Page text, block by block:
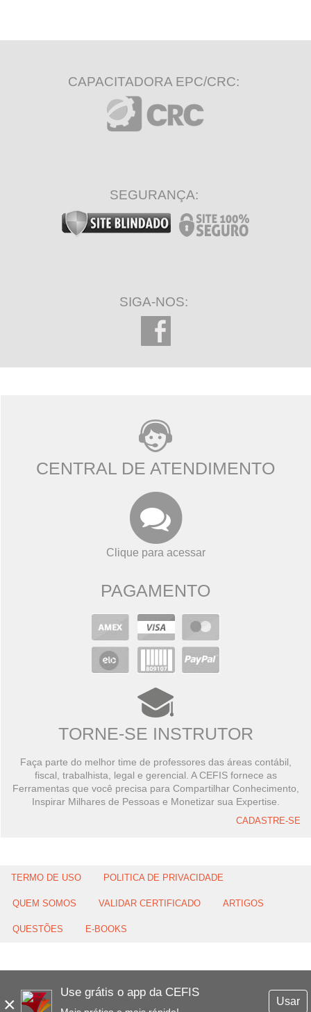
×
Use grátis o app da CEFIS
Usar
CAPACITADORA EPC/CRC:
SEGURANÇA:
SIGA-NOS:
CENTRAL DE ATENDIMENTO
Clique para acessar
PAGAMENTO
TORNE-SE INSTRUTOR
Faça parte do melhor time de professores das áreas contábil,
fiscal, trabalhista, legal e gerencial. A CEFIS fornece as
Ferramentas que você precisa para Compartilhar Conhecimento,
Inspirar Milhares de Pessoas e Monetizar sua Expertise.
CADASTRE-SE
TERMO DE USO POLITICA DE PRIVACIDADE
QUEM SOMOS VALIDAR CERTIFICADO ARTIGOS
QUESTÕES E-BOOKS